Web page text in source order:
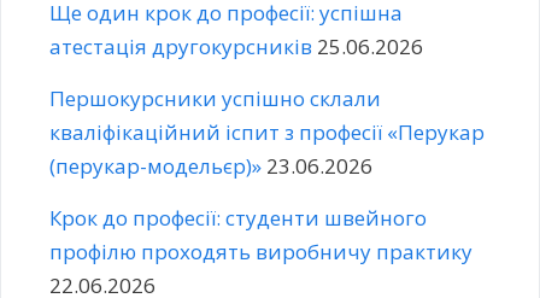
Ще один крок до професії: успішна
атестація другокурсників 25.06.2026
Першокурсники успішно склали
кваліфікаційний іспит з професії «Перукар
(перукар-модельєр)» 23.06.2026
Крок до професії: студенти швейного
профілю проходять виробничу практику
22.06.2026